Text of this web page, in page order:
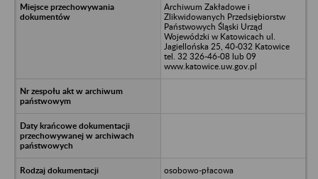
Archiwum Zakładowe i
Zlikwidowanych Przedsiębiorstw
Państwowych Śląski Urząd
Wojewódzki w Katowicach ul.
Jagiellońska 25, 40-032 Katowice
tel. 32 326-46-08 lub 09
www.katowice.uw.gov.pl
osobowo-płacowa